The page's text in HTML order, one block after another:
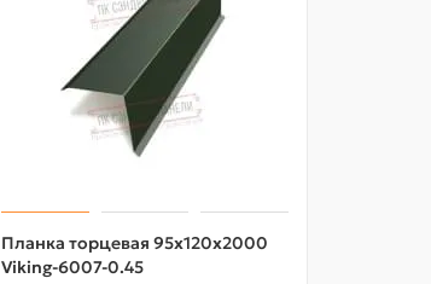
Планка торцевая 95х120х2000
Viking-6007-0.45